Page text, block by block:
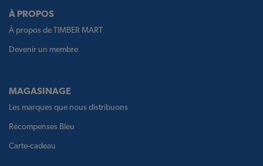
À PROPOS
À propos de TIMBER MART
Devenir un membre
MAGASINAGE
Les marques que nous distribuons
Récompenses Bleu
Carte-cadeau